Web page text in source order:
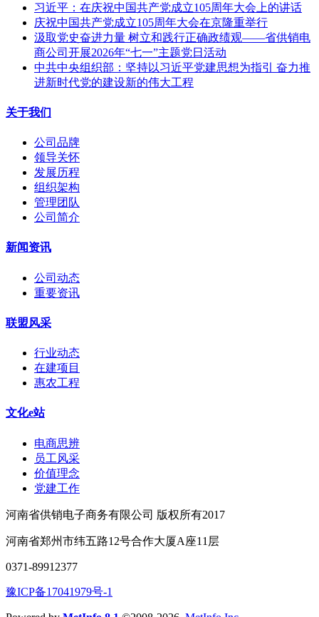
习近平：在庆祝中国共产党成立105周年大会上的讲话
庆祝中国共产党成立105周年大会在京隆重举行
汲取党史奋进力量 树立和践行正确政绩观——省供销电
商公司开展2026年“七一”主题党日活动
中共中央组织部：坚持以习近平党建思想为指引 奋力推
进新时代党的建设新的伟大工程
关于我们
公司品牌
领导关怀
发展历程
组织架构
管理团队
公司简介
新闻资讯
公司动态
重要资讯
联盟风采
行业动态
在建项目
惠农工程
文化e站
电商思辨
员工风采
价值理念
党建工作
河南省供销电子商务有限公司 版权所有2017
河南省郑州市纬五路12号合作大厦A座11层
0371-89912377
豫ICP备17041979号-1